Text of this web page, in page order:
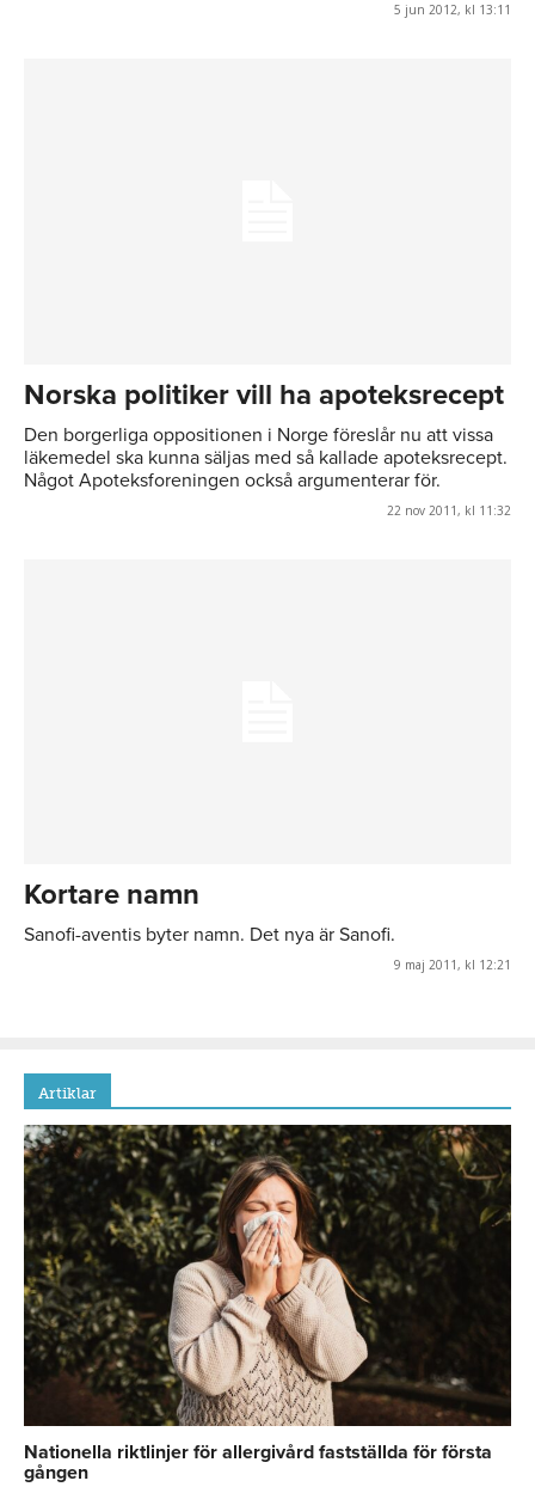
5 jun 2012, kl 13:11
Norska politiker vill ha apoteksrecept
Den borgerliga oppositionen i Norge föreslår nu att vissa
läkemedel ska kunna säljas med så kallade apoteksrecept.
Något Apoteksforeningen också argumenterar för.
22 nov 2011, kl 11:32
Kortare namn
Sanofi-aventis byter namn. Det nya är Sanofi.
9 maj 2011, kl 12:21
Artiklar
Nationella riktlinjer för allergivård fastställda för första
gången